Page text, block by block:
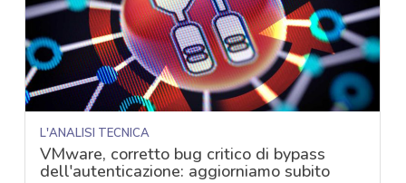
L'ANALISI TECNICA
VMware, corretto bug critico di bypass
dell'autenticazione: aggiorniamo subito